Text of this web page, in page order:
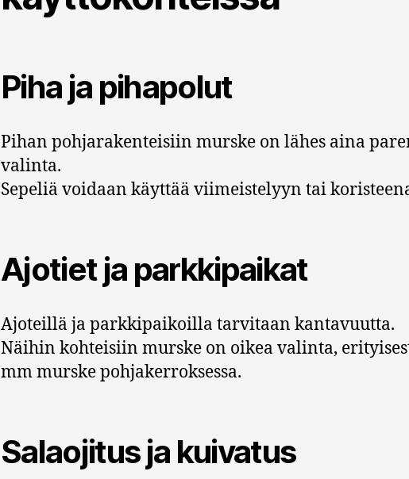
Piha ja pihapolut
Pihan pohjarakenteisiin murske on lähes aina
valinta.
Sepeliä voidaan käyttää viimeistelyyn tai
Ajotiet ja parkkipaikat
Ajoteillä ja parkkipaikoilla tarvitaan kantavuutta.
Näihin kohteisiin murske on oikea valinta,
mm murske pohjakerroksessa.
Salaojitus ja kuivatus